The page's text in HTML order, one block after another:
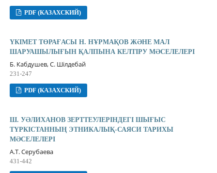
PDF (КАЗАХСКИЙ)
ҮКІМЕТ ТӨРАҒАСЫ Н. НҰРМАҚОВ ЖƏНЕ МАЛ
ШАРУАШЫЛЫҒЫН ҚАЛПЫНА КЕЛТІРУ МƏСЕЛЕЛЕРІ
Б. Кабдушев, С. Шілдебай
231-247
PDF (КАЗАХСКИЙ)
Ш. УƏЛИХАНОВ ЗЕРТТЕУЛЕРІНДЕГІ ШЫҒЫС
ТҮРКІСТАННЫҢ ЭТНИКАЛЫҚ-САЯСИ ТАРИХЫ
МƏСЕЛЕЛЕРІ
А.Т. Серубаева
431-442